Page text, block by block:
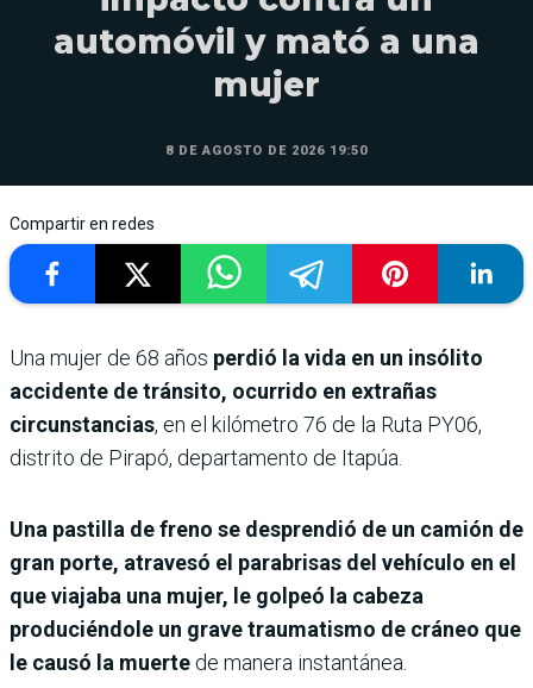
automóvil y mató a una
mujer
8 DE AGOSTO DE 2026 19:50
Compartir en redes
Una mujer de 68 años perdió la vida en un insólito
accidente de tránsito, ocurrido en extrañas
circunstancias, en el kilómetro 76 de la Ruta PY06,
distrito de Pirapó, departamento de Itapúa.
Una pastilla de freno se desprendió de un camión de
gran porte, atravesó el parabrisas del vehículo en el
que viajaba una mujer, le golpeó la cabeza
produciéndole un grave traumatismo de cráneo que
le causó la muerte de manera instantánea.